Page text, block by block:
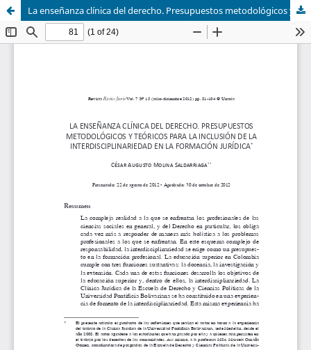
La enseñanza clínica del derecho. Presupuestos metodológicos y teóricos para la inclusión de la interdisciplinariedad en la formación jurídica